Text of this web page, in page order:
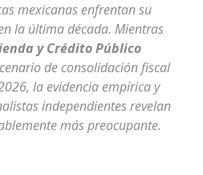
mexicanas enfrentan su
la última década. Mientras
y Crédito Público
de consolidación fiscal
la evidencia empírica y
independientes revelan
más preocupante.